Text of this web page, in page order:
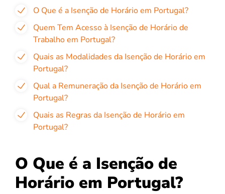
O Que é a Isenção de Horário em Portugal?
Quem Tem Acesso à Isenção de Horário de
Trabalho em Portugal?
Quais as Modalidades da Isenção de Horário em
Portugal?
Qual a Remuneração da Isenção de Horário em
Portugal?
Quais as Regras da Isenção de Horário em
Portugal?
O Que é a Isenção de
Horário em Portugal?